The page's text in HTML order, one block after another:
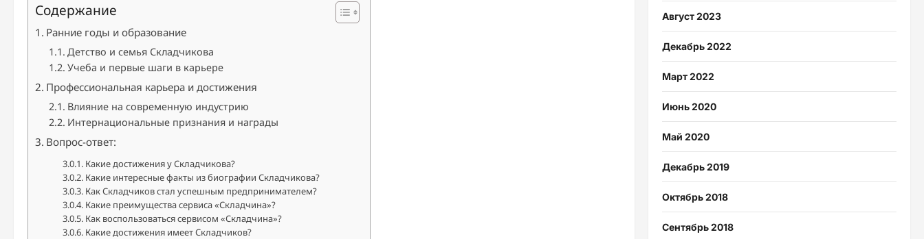
Содержание
Ранние годы и образование
Детство и семья Складчикова
Учеба и первые шаги в карьере
Профессиональная карьера и достижения
Влияние на современную индустрию
Интернациональные признания и награды
Вопрос-ответ:
Какие достижения у Складчикова?
Какие интересные факты из биографии Складчикова?
Как Складчиков стал успешным предпринимателем?
Какие преимущества сервиса «Складчина»?
Как воспользоваться сервисом «Складчина»?
Какие достижения имеет Складчиков?
Август 2023
Декабрь 2022
Март 2022
Июнь 2020
Май 2020
Декабрь 2019
Октябрь 2018
Сентябрь 2018